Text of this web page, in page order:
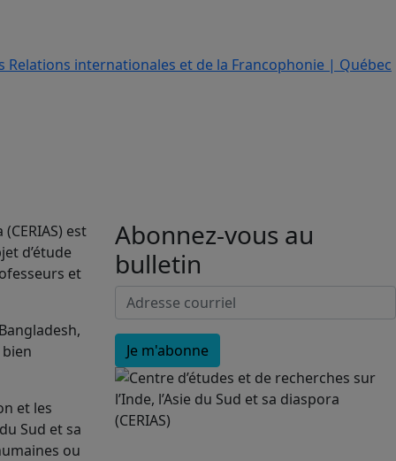
est
d’étude
et
et les
Sud et sa
ou
Abonnez-vous au
bulletin